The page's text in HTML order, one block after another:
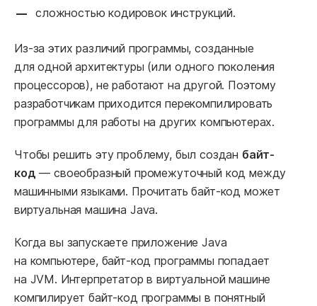
сложностью кодировок инструкций.
Из-за этих различий программы, созданные
для одной архитектуры (или одного поколения
процессоров), не работают на другой. Поэтому
разработчикам приходится перекомпилировать
программы для работы на других компьютерах.
Чтобы решить эту проблему, был создан байт-
код — своеобразный промежуточный код между
машинными языками. Прочитать байт-код может
виртуальная машина Java.
Когда вы запускаете приложение Java
на компьютере, байт-код программы попадает
на JVM. Интерпретатор в виртуальной машине
компилирует байт-код программы в понятный